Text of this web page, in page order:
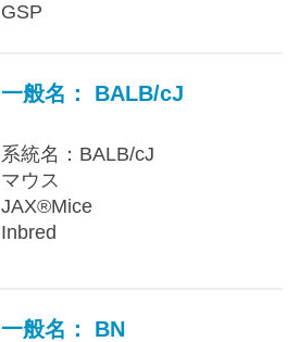
GSP
一般名： BALB/cJ
系統名：BALB/cJ
マウス
JAX®Mice
Inbred
一般名： BN